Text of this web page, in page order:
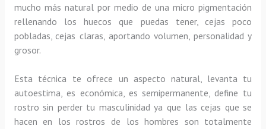
mucho más natural por medio de una micro pigmentación
rellenando los huecos que puedas tener, cejas poco
pobladas, cejas claras, aportando volumen, personalidad y
grosor.
Esta técnica te ofrece un aspecto natural, levanta tu
autoestima, es económica, es semipermanente, define tu
rostro sin perder tu masculinidad ya que las cejas que se
hacen en los rostros de los hombres son totalmente